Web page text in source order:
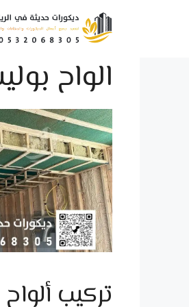
الواح
تركيب